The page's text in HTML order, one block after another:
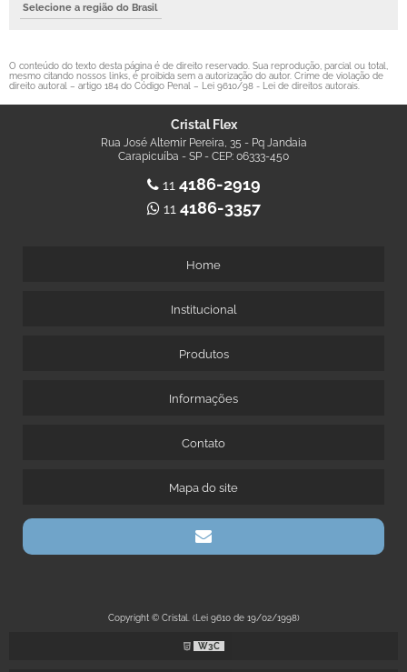
Selecione a região do Brasil
O conteúdo do texto desta página é de direito reservado. Sua reprodução, parcial ou total,
mesmo citando nossos links, é proibida sem a autorização do autor. Crime de violação de
direito autoral – artigo 184 do Código Penal –
Lei 9610/98 - Lei de direitos autorais
Cristal Flex
Rua José Altemir Pereira, 35 - Pq Jandaia
Carapicuíba - SP - CEP: 06333-450
11 4186-2919
11 4186-3357
Home
Institucional
Produtos
Informações
Contato
Mapa do site
Copyright © Cristal. (Lei 9610 de 19/02/1998)
W3C